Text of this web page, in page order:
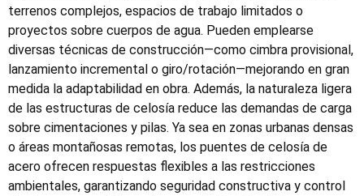
terrenos complejos, espacios de trabajo limitados o
proyectos sobre cuerpos de agua. Pueden emplearse
diversas técnicas de construcción—como cimbra provisional,
lanzamiento incremental o giro/rotación—mejorando en gran
medida la adaptabilidad en obra. Además, la naturaleza ligera
de las estructuras de celosía reduce las demandas de carga
sobre cimentaciones y pilas. Ya sea en zonas urbanas densas
o áreas montañosas remotas, los puentes de celosía de
acero ofrecen respuestas flexibles a las restricciones
ambientales, garantizando seguridad constructiva y control